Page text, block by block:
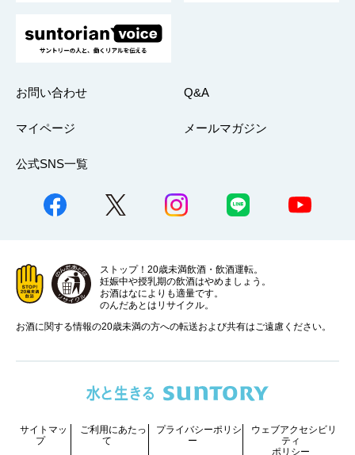
お問い合わせ Q&A
マイページ メールマガジン
公式SNS一覧
ストップ！20歳未満飲酒・飲酒運転。
妊娠中や授乳期の飲酒はやめましょう。
お酒はなによりも適量です。
のんだあとはリサイクル。
お酒に関する情報の20歳未満の方への転送および共有はご遠慮ください。
サイトマッ
プ
ご利用にあたっ
て
プライバシーポリシ
ー
ウェブアクセシビリ
ティ
ポリシー